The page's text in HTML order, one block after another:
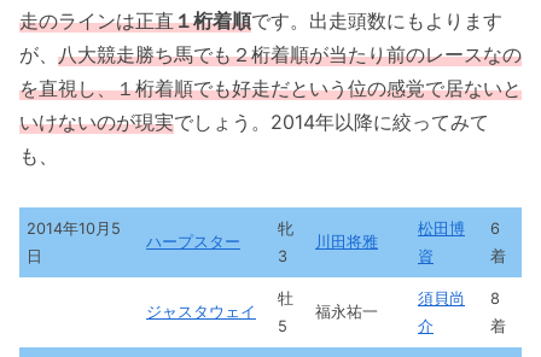
走のラインは正直１桁着順です。出走頭数にもよります
が、 八大競走勝ち馬でも２桁着順が当たり前のレースなの
を直視し、１桁着順でも好走だという位の感覚で居ないと
いけないのが現実でしょう。2014年以降に絞ってみて
も、
2014年10月5
日
ハープスター
牝
3
川田将雅
松田博
資
6
着
ジャスタウェイ
牡
5
福永祐一
須貝尚
介
8
着